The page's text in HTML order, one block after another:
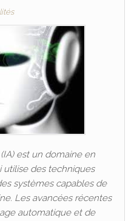
est un domaine en
des techniques
systèmes capables de
Les avancées récentes
automatique et de